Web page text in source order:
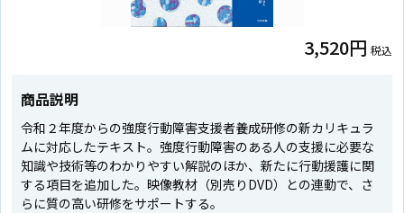
3,520円 税込
商品説明
令和２年度からの強度行動障害支援者養成研修の新カリキュラ
ムに対応したテキスト。強度行動障害のある人の支援に必要な
知識や技術等のわかりやすい解説のほか、新たに行動援護に関
する項目を追加した。映像教材（別売りDVD）との連動で、さ
らに質の高い研修をサポートする。